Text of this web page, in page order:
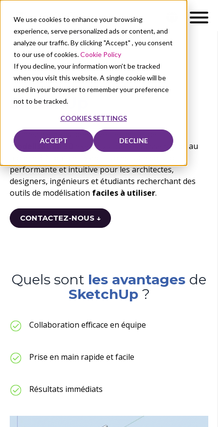
We use cookies to enhance your browsing
experience, serve personalized ads or content, and
analyze our traffic. By clicking "Accept" , you consent
to our use of cookies.Cookie Policy
If you decline, your information won’t be tracked
when you visit this website. A single cookie will be
used in your browser to remember your preference
not to be tracked.
COOKIES SETTINGS
ACCEPT DECLINE
SketchUp
Donnez vie à vos idées avec le logiciel de
modélisation 3D
SketchUp : de l’esquisse rapide au
performante et intuitive pour les architectes,
designers, ingénieurs et étudiants recherchant des
outils de modélisation faciles à utiliser.
CONTACTEZ-NOUS ↓
Quels sont les avantages de
SketchUp ?
Collaboration efficace en équipe
Prise en main rapide et facile
Résultats immédiats